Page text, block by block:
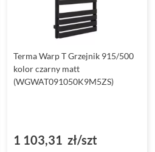
Terma Warp T Grzejnik 915/500
kolor czarny matt
(WGWAT091050K9M5ZS)
1 103,31 zł/szt